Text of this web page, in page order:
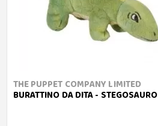
THE PUPPET COMPANY LIMITED
BURATTINO DA DITA - STEGOSAURO